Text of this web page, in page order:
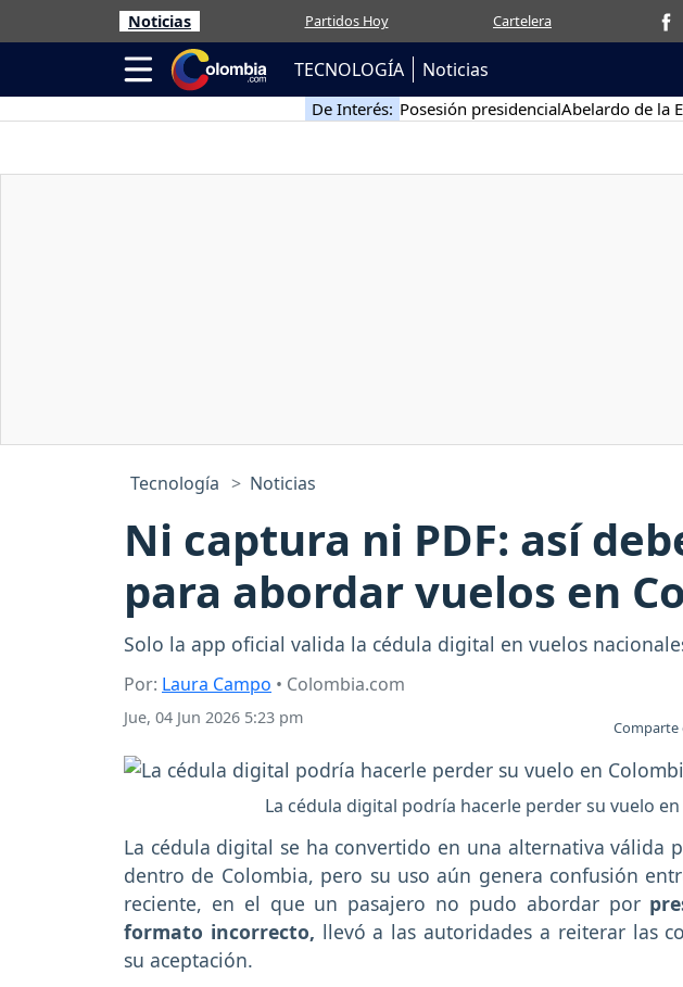
Noticias Partidos Hoy Cartelera
TECNOLOGÍA Noticias
De Interés: Posesión presidencialAbelardo de la
Tecnología Noticias
Ni captura ni PDF: así
para abordar vuelos en
Solo la app oficial valida la cédula digital en vuelos
Por: Laura Campo • Colombia.com
Jue, 04 Jun 2026 5:23 pm Comparte
La cédula digital podría hacerle perder su vuelo
La cédula digital se ha convertido en una alternativa válida
dentro de Colombia, pero su uso aún genera confusión
reciente, en el que un pasajero no pudo abordar por
formato incorrecto, llevó a las autoridades a reiterar las
su aceptación.